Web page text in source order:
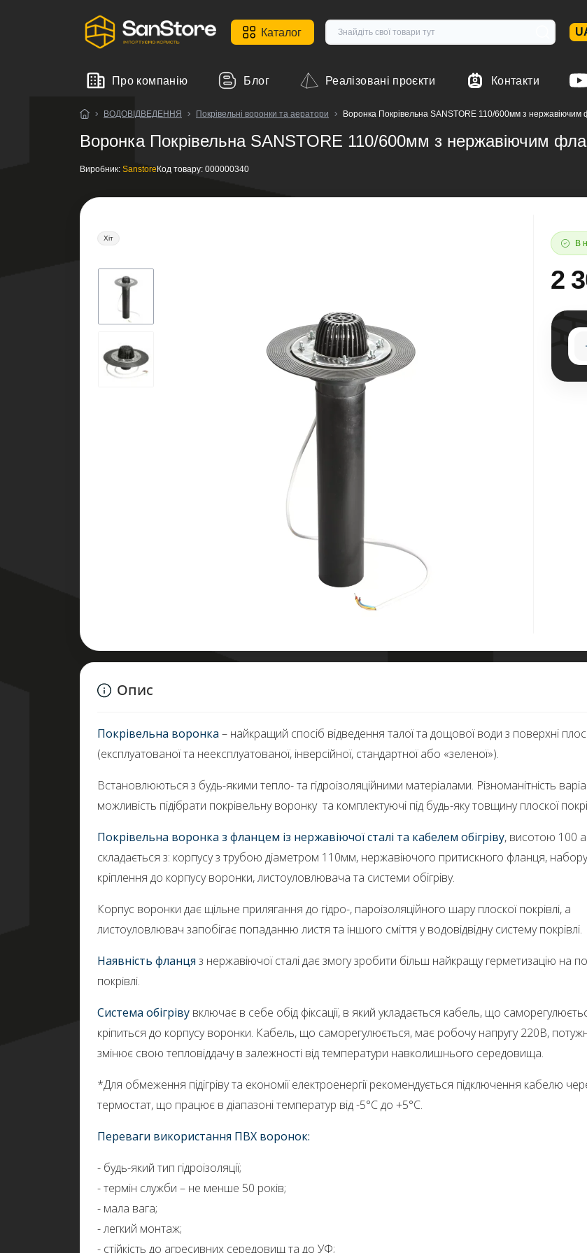
Каталог
Про компанію Блог Реалізовані проєкти Контакти
ВОДОВІДВЕДЕННЯ Покрівельні воронки та аератори Воронка Покрівельна SANSTORE 110/600мм з
Воронка Покрівельна SANSTORE 110/600мм з нержавіючим
Виробник: Sanstore Код товару: 000000340
Хіт
В
2
Опис
Покрівельна воронка – найкращий спосіб відведення талої та дощової води з поверхні
(експлуатованої та неексплуатованої, інверсійної, стандартної або «зеленої»).
Встановлюються з будь-якими тепло- та гідроізоляційними матеріалами. Різноманітність
можливість підібрати покрівельну воронку та комплектуючі під будь-яку товщину плоскої
Покрівельна воронка з фланцем із нержавіючої сталі та кабелем обігріву, висотою 100
складається з: корпусу з трубою діаметром 110мм, нержавіючого притискного фланця,
кріплення до корпусу воронки, листоуловлювача та системи обігріву.
Корпус воронки дає щільне прилягання до гідро-, пароізоляційного шару плоскої покрівлі, а
листоуловлювач запобігає попаданню листя та іншого сміття у водовідвідну систему покрівлі.
Наявність фланця з нержавіючої сталі дає змогу зробити більш найкращу герметизацію на
покрівлі.
Система обігріву включає в себе обід фіксації, в який укладається кабель, що
кріпиться до корпусу воронки. Кабель, що саморегулюється, має робочу напругу 220В,
змінює свою тепловіддачу в залежності від температури навколишнього середовища.
*Для обмеження підігріву та економії електроенергії рекомендується підключення кабелю
термостат, що працює в діапазоні температур від -5°С до +5°С.
Переваги використання ПВХ воронок:
- будь-який тип гідроізоляції;
- термін служби – не менше 50 років;
- мала вага;
- легкий монтаж;
- стійкість до агресивних середовищ та до УФ;